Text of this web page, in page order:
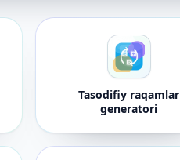
Tasodifiy raqamlar
generatori